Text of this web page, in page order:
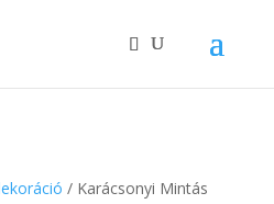
/ Karácsonyi Mintás